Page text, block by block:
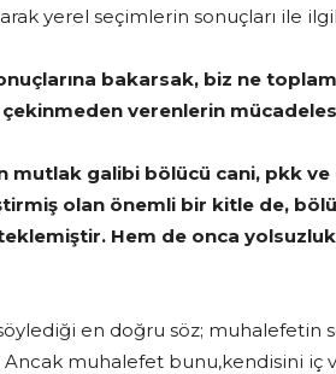
yerel seçimlerin sonuçları ile
bakarsak, biz ne
çekinmeden verenlerin
mutlak galibi bölücü cani, pkk ve
olan önemli bir kitle de,
Hem de onca
en doğru söz; muhalefetin
muhalefet bunu,kendisini iç